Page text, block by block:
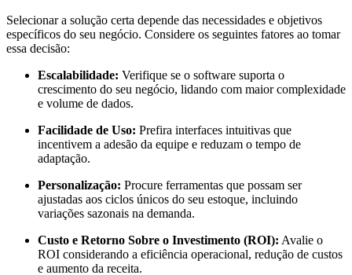
Selecionar a solução certa depende das necessidades e objetivos
específicos do seu negócio. Considere os seguintes fatores ao tomar
essa decisão:
Escalabilidade: Verifique se o software suporta o
crescimento do seu negócio, lidando com maior complexidade
e volume de dados.
Facilidade de Uso: Prefira interfaces intuitivas que
incentivem a adesão da equipe e reduzam o tempo de
adaptação.
Personalização: Procure ferramentas que possam ser
ajustadas aos ciclos únicos do seu estoque, incluindo
variações sazonais na demanda.
Custo e Retorno Sobre o Investimento (ROI): Avalie o
ROI considerando a eficiência operacional, redução de custos
e aumento da receita.